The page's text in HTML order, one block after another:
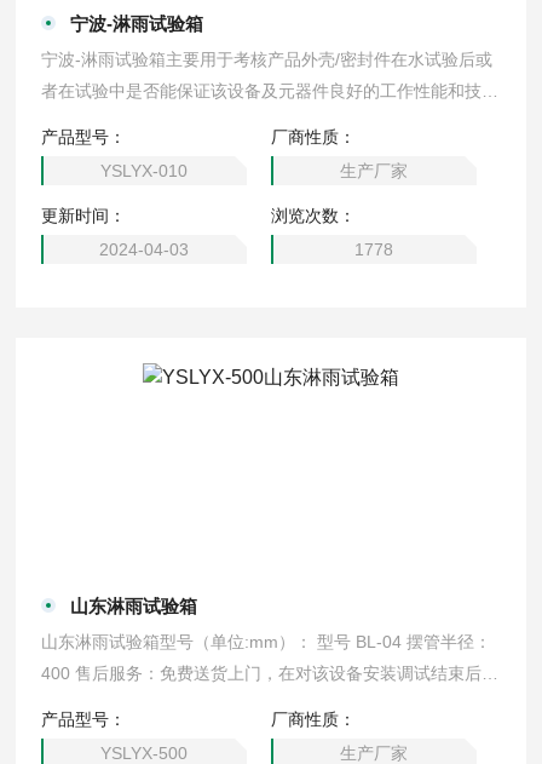
宁波-淋雨试验箱
宁波-淋雨试验箱主要用于考核产品外壳/密封件在水试验后或
者在试验中是否能保证该设备及元器件良好的工作性能和技术
为产品技术标准提供引用依据。
产品型号：
YSLYX-010
厂商性质：
生产厂家
更新时间：
2024-04-03
浏览次数：
1778
山东淋雨试验箱
山东淋雨试验箱型号（单位:mm）： 型号 BL-04 摆管半径：
400 售后服务：免费送货上门，在对该设备安装调试结束后，
为止。产品免费保修一年，终身提供。
产品型号：
YSLYX-500
厂商性质：
生产厂家